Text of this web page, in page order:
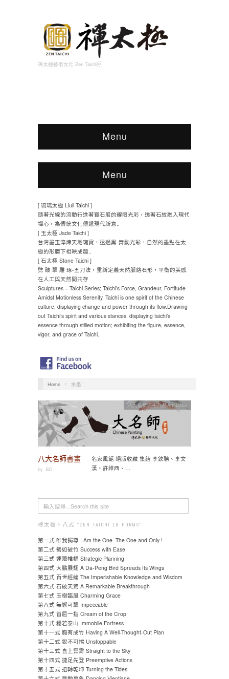
禪太極藝術文化 Zen Taichi
Menu
Menu
[ 琉璃太極 Liuli Taichi ]
隨著光線的流動行進著寶石般的耀眼光彩，透著石紋融入現代
禪心，為傳統文化傳遞現代新意..
[ 玉太極 Jade Taichi ]
台灣墨玉淬煉天地瑰寶，透過黑-舞動光彩，自然的墨點在太
極的形體下相映成趣..
[ 石太極 Stone Taichi ]
劈 破 擊 雕 琢-五刀法，重新定義天然脈絡石形，平衡的美感
在人工與天然間共存
Sculptures – Taichi Series; Taichi’s Force, Grandeur, Fortitude
Amidst Motionless Serenity. Taichi is one spirit of the Chinese
culture, displaying change and power through its flow.Drawing
out Taichi’s spirit and various stances, displaying taichi’s
essence through stilled motion; exhibiting the figure, essence,
vigor, and grace of Taichi.
Home / 水墨
八大名師書畫
by SC
八大名師,十八藝Art Deco
名家風範 絕版收藏 集結 李欽聃、李文
漢、許維西、…
禪太極十八式 “ZEN TAICHI 18 FORMS"
第一式 唯我獨尊 I Am the One. The One and Only !
第二式 勢如破竹 Success with Ease
第三式 運籌帷幄 Strategic Planning
第四式 大鵬展翅 A Da-Peng Bird Spreads Its Wings
第五式 百世經綸 The Imperishable Knowledge and Wisdom
第六式 石破天驚 A Remarkable Breakthrough
第七式 玉樹臨風 Charming Grace
第八式 無懈可擊 Impeccable
第九式 首屈一指 Cream of the Crop
第十式 穩若泰山 Immobile Fortress
第十一式 胸有成竹 Having A Well-Thought-Out Plan
第十二式 銳不可擋 Unstoppable
第十三式 直上雲霄 Straight to the Sky
第十四式 捷足先登 Preemptive Actions
第十五式 扭轉乾坤 Turning the Tides